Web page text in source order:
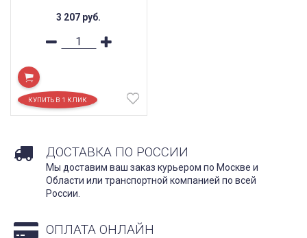
3 207 руб.
ДОСТАВКА ПО РОССИИ
Мы доставим ваш заказ курьером по Москве и
Области или транспортной компанией по всей
России.
ОПЛАТА ОНЛАЙН